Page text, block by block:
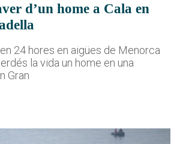
d’un home a Cala en
24 hores en aigües de Menorca
la vida un home en una
Gran